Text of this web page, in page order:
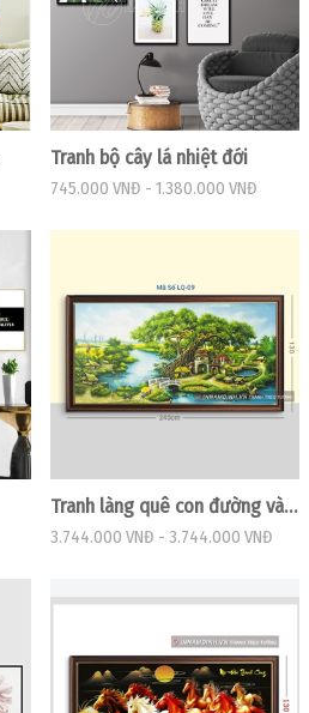
Tranh bộ cây lá nhiệt đới
745.000 VNĐ - 1.380.000 VNĐ
Tranh làng quê con đường vào làng ven sông
3.744.000 VNĐ - 3.744.000 VNĐ